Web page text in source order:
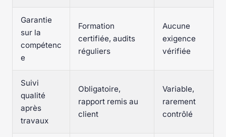
Garantie
sur la
compétenc
e
Formation
certifiée, audits
réguliers
Aucune
exigence
vérifiée
Suivi
qualité
après
travaux
Obligatoire,
rapport remis au
client
Variable,
rarement
contrôlé